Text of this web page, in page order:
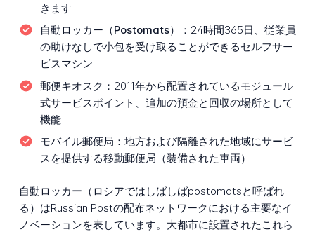
きます
自動ロッカー（Postomats）： 24時間365日、従業員
の助けなしで小包を受け取ることができるセルフサー
ビスマシン
郵便キオスク： 2011年から配置されているモジュール
式サービスポイント、追加の預金と回収の場所として
機能
モバイル郵便局： 地方および隔離された地域にサービ
スを提供する移動郵便局（装備された車両）
自動ロッカー（ロシアではしばしばpostomatsと呼ばれ
る）はRussian Postの配布ネットワークにおける主要なイ
ノベーションを表しています。大都市に設置されたこれら